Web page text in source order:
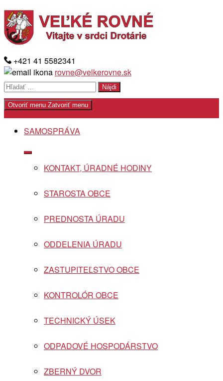
Skip
to
content
+421 41 5582341
rovne@velkerovne.sk
Hľadať:
Otvoriť menu Zatvoriť menu
SAMOSPRÁVA
Show
menu
KONTAKT, ÚRADNÉ HODINY
STAROSTA OBCE
PREDNOSTA ÚRADU
ODDELENIA ÚRADU
ZASTUPITEĽSTVO OBCE
KONTROLÓR OBCE
TECHNICKÝ ÚSEK
ODPADOVÉ HOSPODÁRSTVO
ZBERNÝ DVOR